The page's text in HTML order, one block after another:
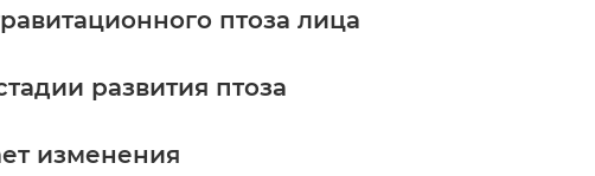
птоза лица
развития птоза
изменения